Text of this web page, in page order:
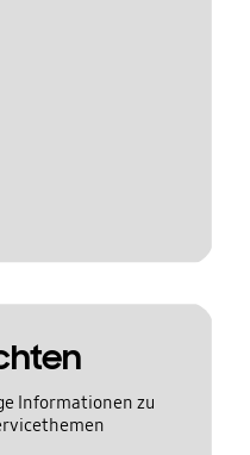
Informationen zu